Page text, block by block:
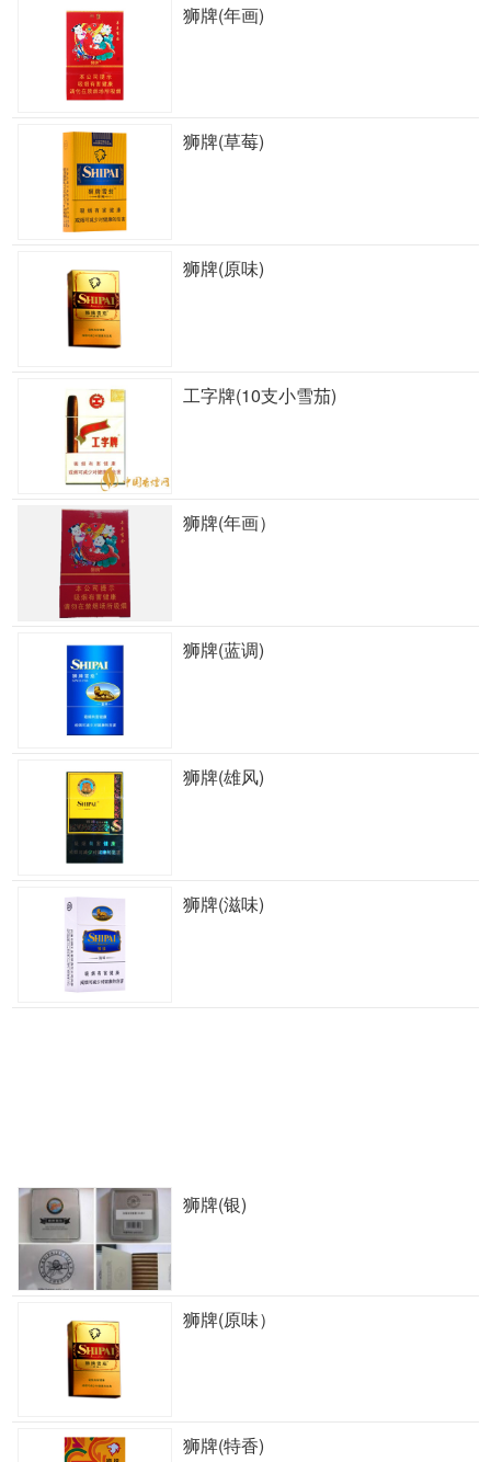
狮牌(年画)
狮牌(草莓)
狮牌(原味)
工字牌(10支小雪茄)
狮牌(年画）
狮牌(蓝调)
狮牌(雄风)
狮牌(滋味)
狮牌(银)
狮牌(原味）
狮牌(特香)